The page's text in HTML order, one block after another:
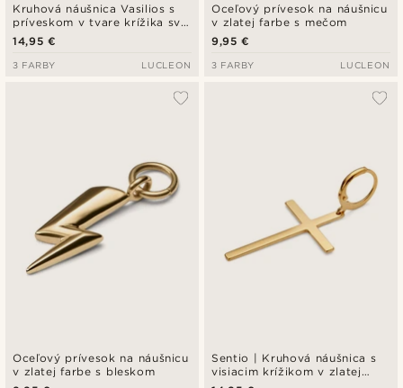
Kruhová náušnica Vasilios s
príveskom v tvare krížika sv.
Jakuba v zlatej farbe
14,95 €
3 FARBY LUCLEON
Oceľový prívesok na náušnicu
v zlatej farbe s mečom
9,95 €
3 FARBY LUCLEON
Oceľový prívesok na náušnicu
v zlatej farbe s bleskom
Sentio | Kruhová náušnica s
visiacim krížikom v zlatej
farbe